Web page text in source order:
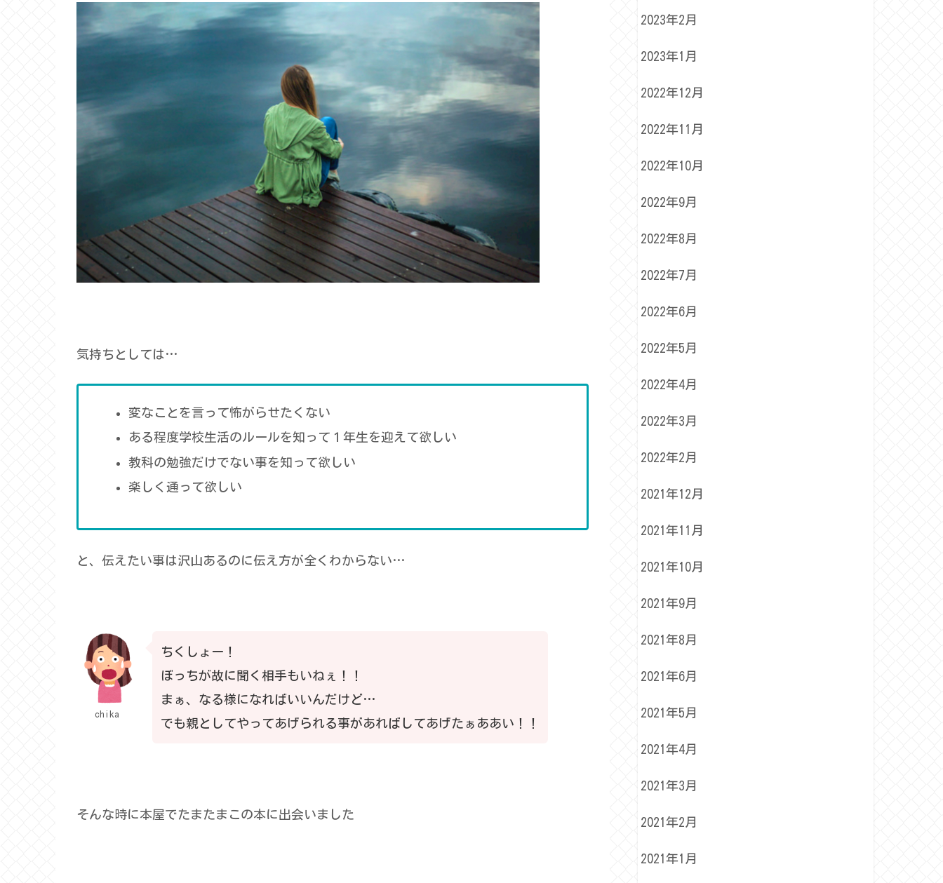
気持ちとしては…
変なことを言って怖がらせたくない
ある程度学校生活のルールを知って１年生を迎えて欲しい
教科の勉強だけでない事を知って欲しい
楽しく通って欲しい
と、伝えたい事は沢山あるのに伝え方が全くわからない…
chika
ちくしょー！
ぼっちが故に聞く相手もいねぇ！！
まぁ、なる様になればいいんだけど…
でも親としてやってあげられる事があればしてあげたぁああい！！
そんな時に本屋でたまたまこの本に出会いました
2023年2月
2023年1月
2022年12月
2022年11月
2022年10月
2022年9月
2022年8月
2022年7月
2022年6月
2022年5月
2022年4月
2022年3月
2022年2月
2021年12月
2021年11月
2021年10月
2021年9月
2021年8月
2021年6月
2021年5月
2021年4月
2021年3月
2021年2月
2021年1月